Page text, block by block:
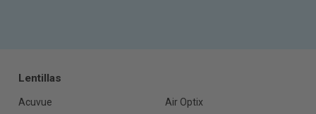
Lentillas
Acuvue
Air Optix